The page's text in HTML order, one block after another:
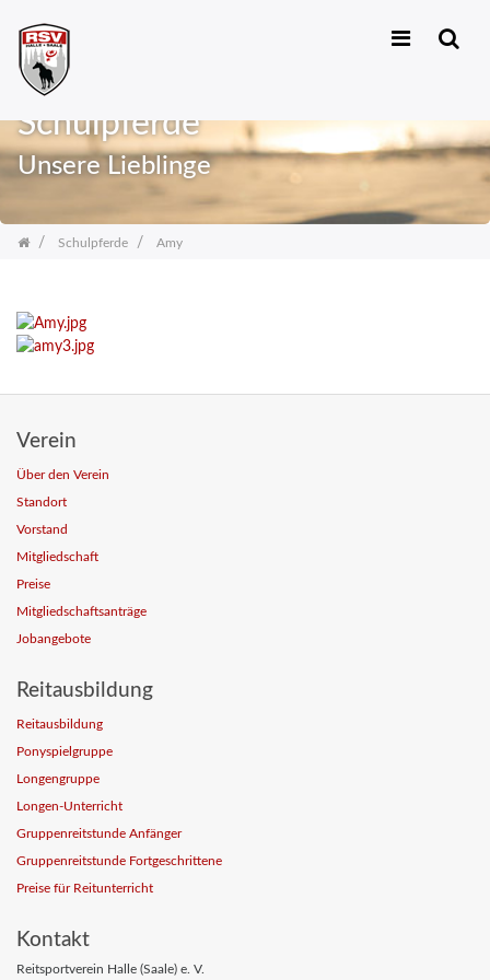
Zum
springen
Schulpferde
Unsere Lieblinge
Schulpferde Amy
Verein
Über den Verein
Standort
Vorstand
Mitgliedschaft
Preise
Mitgliedschaftsanträge
Jobangebote
Reitausbildung
Reitausbildung
Ponyspielgruppe
Longengruppe
Longen-Unterricht
Gruppenreitstunde Anfänger
Gruppenreitstunde Fortgeschrittene
Preise für Reitunterricht
Kontakt
Reitsportverein Halle (Saale) e. V.